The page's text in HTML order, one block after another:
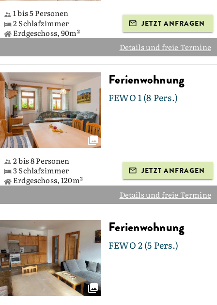
1 bis 5 Personen
2 Schlafzimmer
Erdgeschoss, 90m²
JETZT ANFRAGEN
Details und freie Termine
Ferienwohnung
FEWO 1 (8 Pers.)
2 bis 8 Personen
3 Schlafzimmer
Erdgeschoss, 120m²
JETZT ANFRAGEN
Details und freie Termine
Ferienwohnung
FEWO 2 (5 Pers.)